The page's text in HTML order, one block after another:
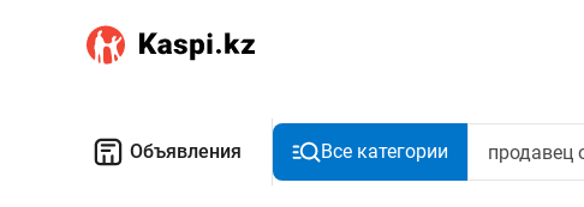
Объявления Все категории